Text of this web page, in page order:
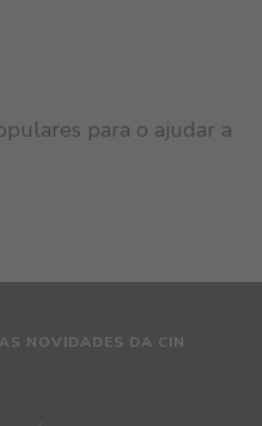
para o ajudar a
NOVIDADES DA CIN